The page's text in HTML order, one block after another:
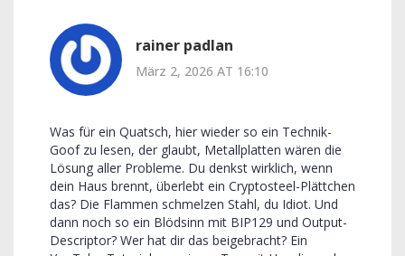
rainer padlan
März 2, 2026 AT 16:10
Was für ein Quatsch, hier wieder so ein Technik-
Goof zu lesen, der glaubt, Metallplatten wären die
Lösung aller Probleme. Du denkst wirklich, wenn
dein Haus brennt, überlebt ein Cryptosteel-Plättchen
das? Die Flammen schmelzen Stahl, du Idiot. Und
dann noch so ein Blödsinn mit BIP129 und Output-
Descriptor? Wer hat dir das beigebracht? Ein